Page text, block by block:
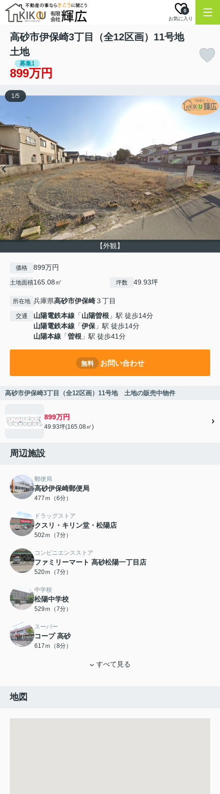
お気に入り
0
高砂市伊保崎3丁目（全12区画）11号地
土地
募集1
899万円
【外観】
1/5
価格 899万円
土地面積165.08㎡ 坪数 49.93坪
所在地 兵庫県高砂市伊保崎３丁目
交通 山陽電鉄本線 「山陽曽根 」駅 徒歩14分
山陽電鉄本線 「伊保」駅 徒歩14分
山陽本線 「曽根 」駅 徒歩41分
無料 お問い合わせ
高砂市伊保崎3丁目（全12区画）11号地 土地の販売中物件
899万円
49.93坪(165.08㎡)
周辺施設
郵便局
高砂伊保崎郵便局
477ｍ（6分）
ドラッグストア
クスリ・キリン堂・松陽店
502ｍ（7分）
コンビニエンスストア
ファミリーマート 高砂松陽一丁目店
520ｍ（7分）
中学校
松陽中学校
529ｍ（7分）
スーパー
コープ 高砂
617ｍ（8分）
すべて見る
地図